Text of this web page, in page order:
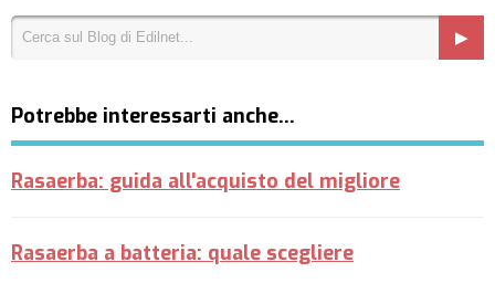
Potrebbe interessarti anche…
Rasaerba: guida all'acquisto del migliore
Rasaerba a batteria: quale scegliere